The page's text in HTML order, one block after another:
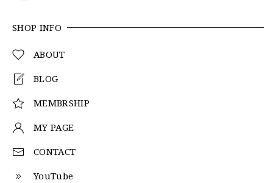
SHOP INFO
ABOUT
BLOG
MEMBRSHIP
MY PAGE
CONTACT
YouTube